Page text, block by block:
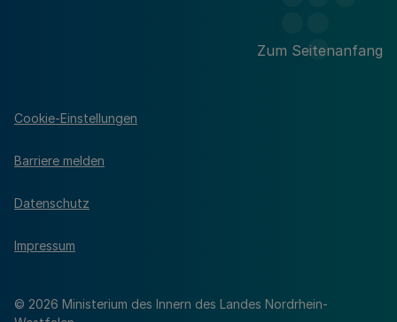
Zum Seitenanfang
© 2026 Ministerium des Innern des Landes Nordrhein-
Cookie-Einstellungen
Barriere melden
Datenschutz
Impressum